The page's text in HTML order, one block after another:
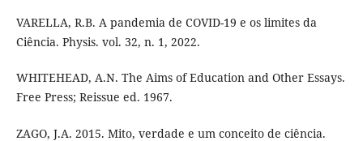
VARELLA, R.B. A pandemia de COVID-19 e os limites da
Ciência. Physis. vol. 32, n. 1, 2022.
WHITEHEAD, A.N. The Aims of Education and Other Essays.
Free Press; Reissue ed. 1967.
ZAGO, J.A. 2015. Mito, verdade e um conceito de ciência.